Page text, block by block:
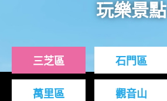
玩樂景點
三芝區 石門區
萬里區 觀音山